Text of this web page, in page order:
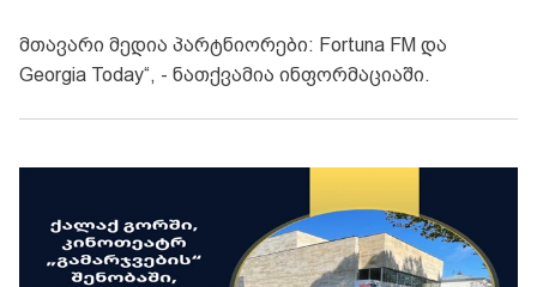
მთავარი მედია პარტნიორები: Fortuna FM და
Georgia Today“, - ნათქვამია ინფორმაციაში.